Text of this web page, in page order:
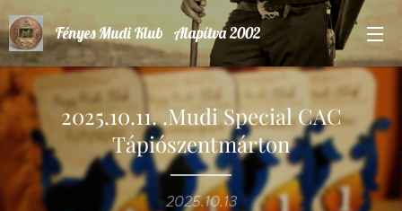
Fényes Mudi Klub Alapítva 2002
2025.10.11. .Mudi Special CAC
Tápiószentmárton
2025.10.13